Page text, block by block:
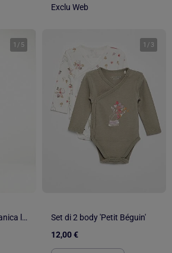
Exclu Web
1 / 5
Body modellante a manica lunga, senza cuciture, in pizzo floreale
1 / 3
Set di 2 body 'Petit Béguin'
12,00 €